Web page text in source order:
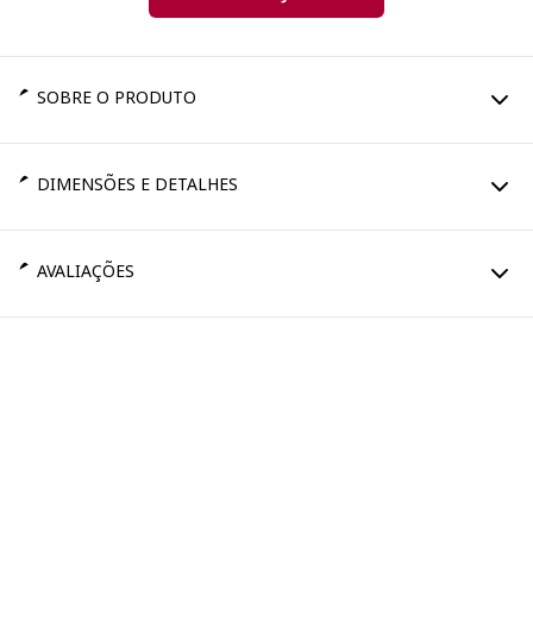
SOBRE O PRODUTO
DIMENSÕES E DETALHES
AVALIAÇÕES